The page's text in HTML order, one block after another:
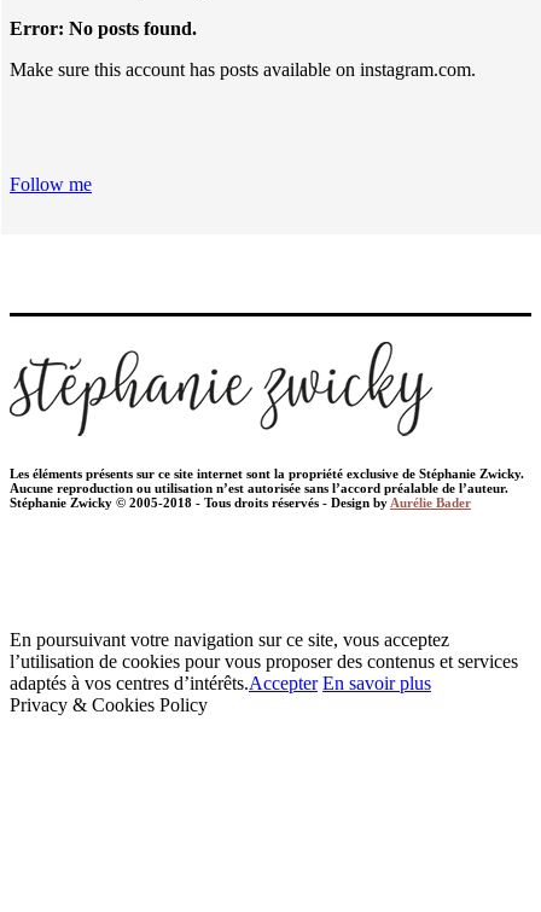
Error: No posts found.
Make sure this account has posts available on instagram.com.
Follow me
Les éléments présents sur ce site internet sont la propriété exclusive de Stéphanie Zwicky.
Aucune reproduction ou utilisation n’est autorisée sans l’accord préalable de l’auteur.
Stéphanie Zwicky © 2005-2018 - Tous droits réservés - Design byAurélie Bader
En poursuivant votre navigation sur ce site, vous acceptez
l’utilisation de cookies pour vous proposer des contenus et services
adaptés à vos centres d’intérêts.Accepter En savoir plus
Privacy & Cookies Policy